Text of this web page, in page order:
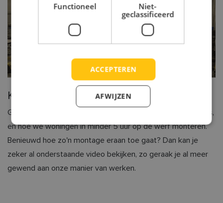
Opendeur Productiehal
Kom langs bij onze productiehal!
Graag vertellen we je meer over ons duurzame bouwproces,
en hoe we woningen in minder 5 uur op de werf monteren.
Benieuwd hoe zo'n montage eraan toe gaat? Dan kan je
zeker al onderstaande video bekijken, zo geraak je al meer
gewend aan onze manier van werken.
Functioneel
Niet-
geclassificeerd
ACCEPTEREN
AFWIJZEN